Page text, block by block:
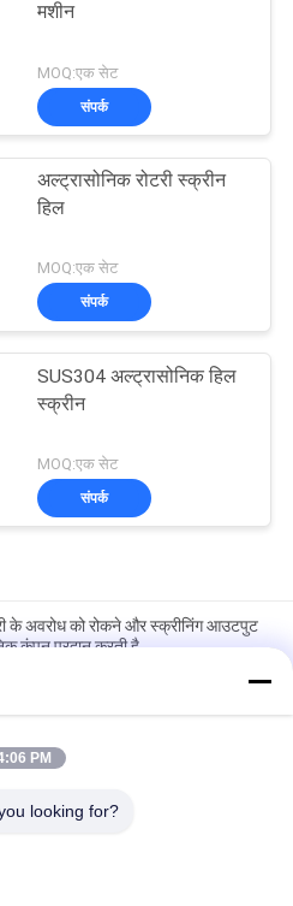
मशीन
MOQ:एक सेट
संपर्क
अल्ट्रासोनिक रोटरी स्क्रीन
हिल
MOQ:एक सेट
संपर्क
SUS304 अल्ट्रासोनिक हिल
स्क्रीन
MOQ:एक सेट
संपर्क
के अवरोध को रोकने और स्क्रीनिंग आउटपुट
कंपन प्रदान करती है
और सामग्री स्क्रीनिंग समाधानों के लिए
साथ स्टेनलेस स्टील पाउडर कणों के लिए
PM
looking for?